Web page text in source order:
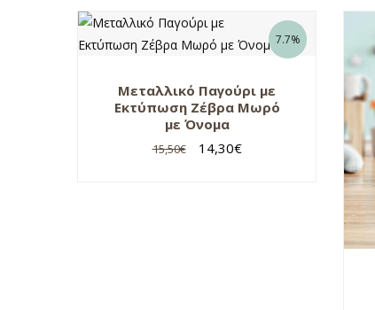
7.7%
Μεταλλικό Παγούρι με
Εκτύπωση Ζέβρα Μωρό
με Όνομα
15,50€ 14,30€